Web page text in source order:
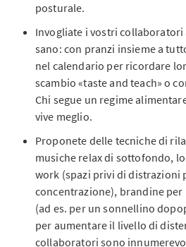
posturale.
Invogliate i vostri
sano: con pranzi insieme a
nel calendario per ricordare
scambio «taste and teach» o
Chi segue un regime
vive meglio.
Proponete delle tecniche di
musiche relax di sottofondo,
work (spazi privi di distrazioni
concentrazione), brandine
(ad es. per un sonnellino
per aumentare il livello di
collaboratori sono